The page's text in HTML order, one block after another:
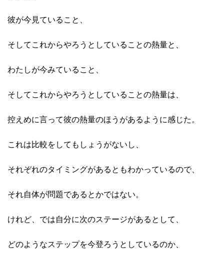
彼が今見ていること、
そしてこれからやろうとしていることの熱量と、
わたしが今みていること、
そしてこれからやろうとしていることの熱量は、
控えめに言って彼の熱量のほうがあるように感じた。
これは比較をしてもしょうがないし、
それぞれのタイミングがあるともわかっているので、
それ自体が問題であるとかではない。
けれど、では自分に次のステージがあるとして、
どのようなステップを今登ろうとしているのか、